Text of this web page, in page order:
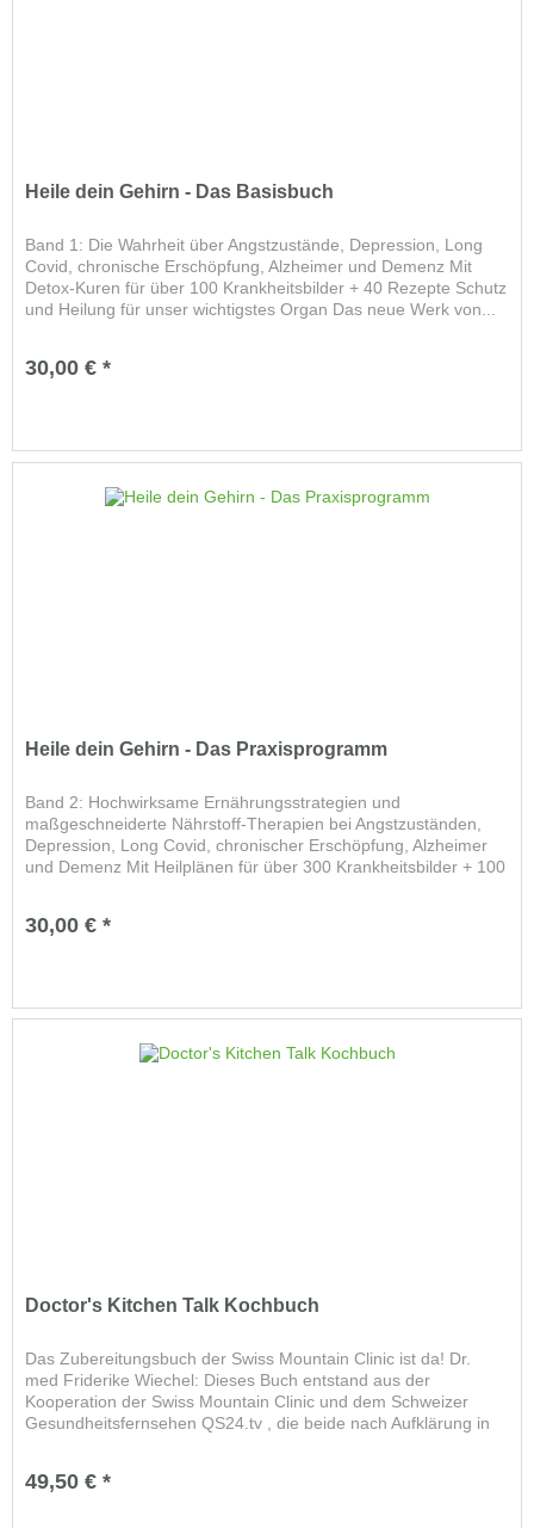
Heile dein Gehirn - Das Basisbuch
Band 1: Die Wahrheit über Angstzustände, Depression, Long
Covid, chronische Erschöpfung, Alzheimer und Demenz Mit
Detox-Kuren für über 100 Krankheitsbilder + 40 Rezepte Schutz
und Heilung für unser wichtigstes Organ Das neue Werk von...
30,00 € *
Heile dein Gehirn - Das Praxisprogramm
Band 2: Hochwirksame Ernährungsstrategien und
maßgeschneiderte Nährstoff-Therapien bei Angstzuständen,
Depression, Long Covid, chronischer Erschöpfung, Alzheimer
und Demenz Mit Heilplänen für über 300 Krankheitsbilder + 100
30,00 € *
Doctor's Kitchen Talk Kochbuch
Das Zubereitungsbuch der Swiss Mountain Clinic ist da! Dr.
med Friderike Wiechel: Dieses Buch entstand aus der
Kooperation der Swiss Mountain Clinic und dem Schweizer
Gesundheitsfernsehen QS24.tv , die beide nach Aufklärung in
49,50 € *